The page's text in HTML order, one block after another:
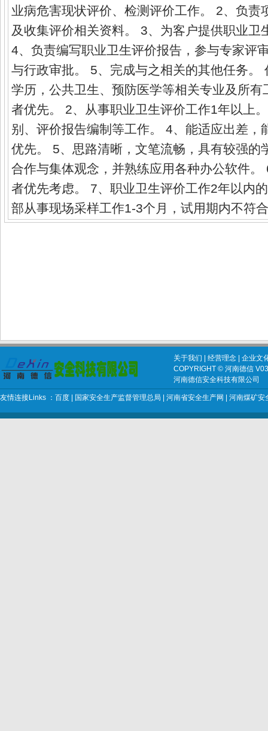
业病危害现状评价、检测评价工作。 2、负责
及收集评价相关资料。 3、为客户提供职业卫
4、负责编写职业卫生评价报告，参与专家评
与行政审批。 5、完成与之相关的其他任务。
学历，公共卫生、预防医学等相关专业及所
者优先。 2、从事职业卫生评价工作1年以上
别、评价报告编制等工作。 4、能适应出差，
优先。 5、思路清晰，文笔流畅，具有较强的
合作与集体观念，并熟练应用各种办公软件
者优先考虑。 7、职业卫生评价工作2年以内
部从事现场采样工作1-3个月，试用期内不符
关于我们 经营理念
企业文
COPYRIGHT © 河南德信
河南德信安全科技有限公司
友情连接Links ： 百度 国家安全生产监督管理总局 河南省安全生产网 河南煤矿安